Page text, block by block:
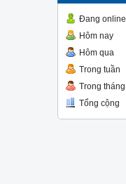
Đang online
Hôm nay
Hôm qua
Trong tuần
Trong tháng
Tổng cộng